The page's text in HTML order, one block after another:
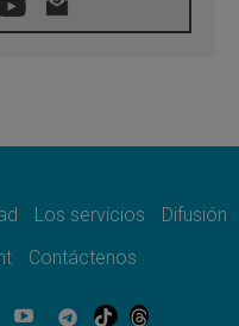
Apostólico del
de San Francisco
XIV a Asís en un
Los servicios
Difusión
Contáctenos